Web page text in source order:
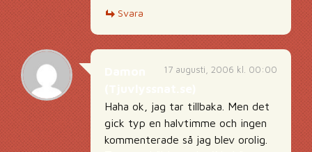
Svara
17 augusti, 2006 kl. 00:00
Haha ok, jag tar tillbaka. Men det
gick typ en halvtimme och ingen
kommenterade så jag blev orolig.